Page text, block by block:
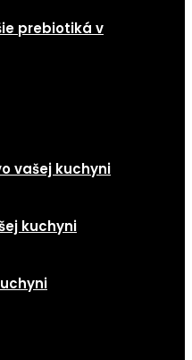
prebiotiká v
vašej kuchyni
kuchyni